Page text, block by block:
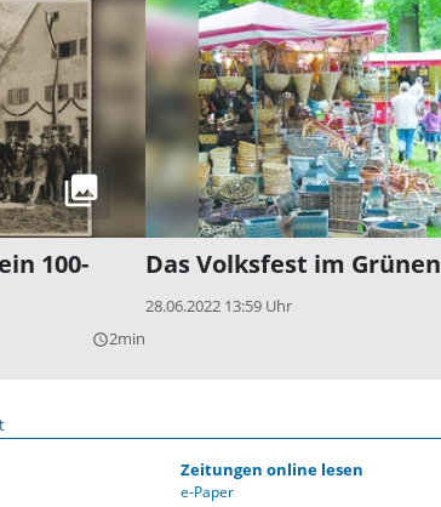
100-
query_builder2min
Das Volksfest im Grünen
28.06.2022 13:59 Uhr
Zeitungen online lesen
e-Paper